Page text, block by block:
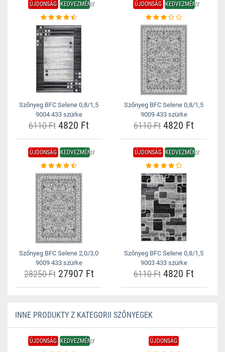
ÚJDONSÁG KEDVEZMÉNY
Szőnyeg BFC Selene 0,8/1,5
9004 433 szürke
6110 Ft 4820 Ft
ÚJDONSÁG KEDVEZMÉNY
Szőnyeg BFC Selene 0,8/1,5
9009 433 szürke
6110 Ft 4820 Ft
ÚJDONSÁG KEDVEZMÉNY
Szőnyeg BFC Selene 2,0/3,0
9009 433 szürke
28250 Ft27907 Ft
ÚJDONSÁG KEDVEZMÉNY
Szőnyeg BFC Selene 0,8/1,5
9003 433 szürke
6110 Ft 4820 Ft
INNE PRODUKTY Z KATEGORII SZŐNYEGEK
ÚJDONSÁG KEDVEZMÉNY ÚJDONSÁG